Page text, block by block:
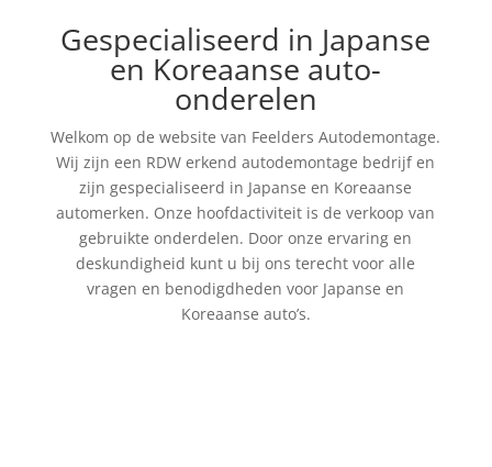
Gespecialiseerd in Japanse
en Koreaanse auto-
onderelen
Welkom op de website van Feelders Autodemontage.
Wij zijn een RDW erkend autodemontage bedrijf en
zijn gespecialiseerd in Japanse en Koreaanse
automerken. Onze hoofdactiviteit is de verkoop van
gebruikte onderdelen. Door onze ervaring en
deskundigheid kunt u bij ons terecht voor alle
vragen en benodigdheden voor Japanse en
Koreaanse auto’s.